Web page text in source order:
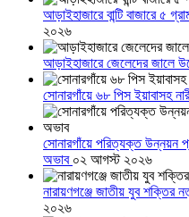
আড়াইহাজারে বান্টি বাজারে ৫
২০২৬
আড়াইহাজারে জেলেদের জালে
সোনারগাঁয়ে ৬৮ পিস ইয়াবাসহ
সোনারগাঁয়ে পরিত্যক্ত উন্নয়ন
অভাব ০২ আগস্ট ২০২৬
নারায়ণগঞ্জে জাতীয় যুব শক্তির
২০২৬